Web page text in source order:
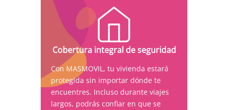
Cobertura integral de seguridad
Con MASMOVIL, tu vivienda estará
protegida sin importar dónde te
encuentres. Incluso durante viajes
largos, podrás confiar en que se